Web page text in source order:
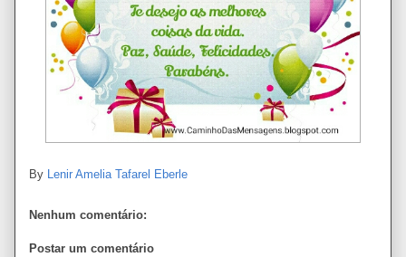
By Lenir Amelia Tafarel Eberle
Nenhum comentário:
Postar um comentário